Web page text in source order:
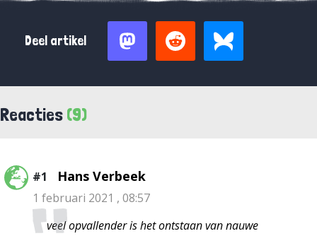
Deel artikel
Reacties (9)
#1 Hans Verbeek
1 februari 2021 , 08:57
veel opvallender is het ontstaan van nauwe